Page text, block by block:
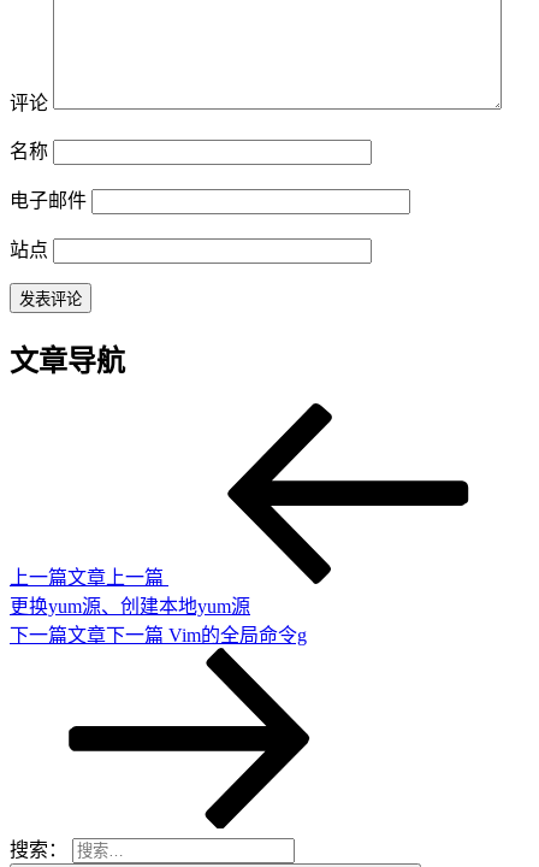
评论
名称
电子邮件
站点
文章导航
上一篇文章 上一篇
更换yum源、创建本地yum源
下一篇文章下一篇 Vim的全局命令g
搜索：